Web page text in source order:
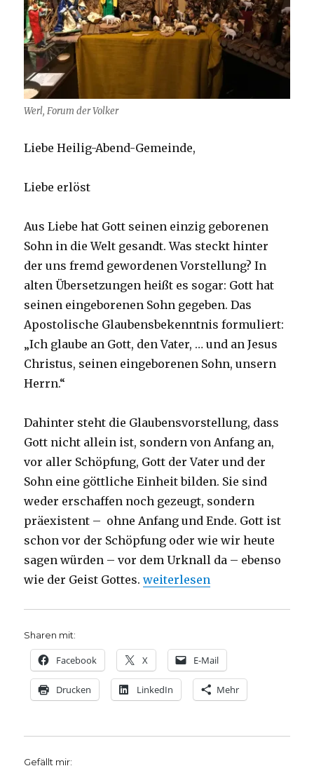
Werl, Forum der Volker
Liebe Heilig-Abend-Gemeinde,
Liebe erlöst
Aus Liebe hat Gott seinen einzig geborenen
Sohn in die Welt gesandt. Was steckt hinter
der uns fremd gewordenen Vorstellung? In
alten Übersetzungen heißt es sogar: Gott hat
seinen eingeborenen Sohn gegeben. Das
Apostolische Glaubensbekenntnis formuliert:
„Ich glaube an Gott, den Vater, … und an Jesus
Christus, seinen eingeborenen Sohn, unsern
Herrn.“
Dahinter steht die Glaubensvorstellung, dass
Gott nicht allein ist, sondern von Anfang an,
vor aller Schöpfung, Gott der Vater und der
Sohn eine göttliche Einheit bilden. Sie sind
weder erschaffen noch gezeugt, sondern
präexistent – ohne Anfang und Ende. Gott ist
schon vor der Schöpfung oder wie wir heute
sagen würden – vor dem Urknall da – ebenso
wie der Geist Gottes.„Weihnachtspredigt 2017:
weiterlesen
Sharen mit:
Facebook X E-Mail
Drucken LinkedIn Mehr
Gefällt mir: